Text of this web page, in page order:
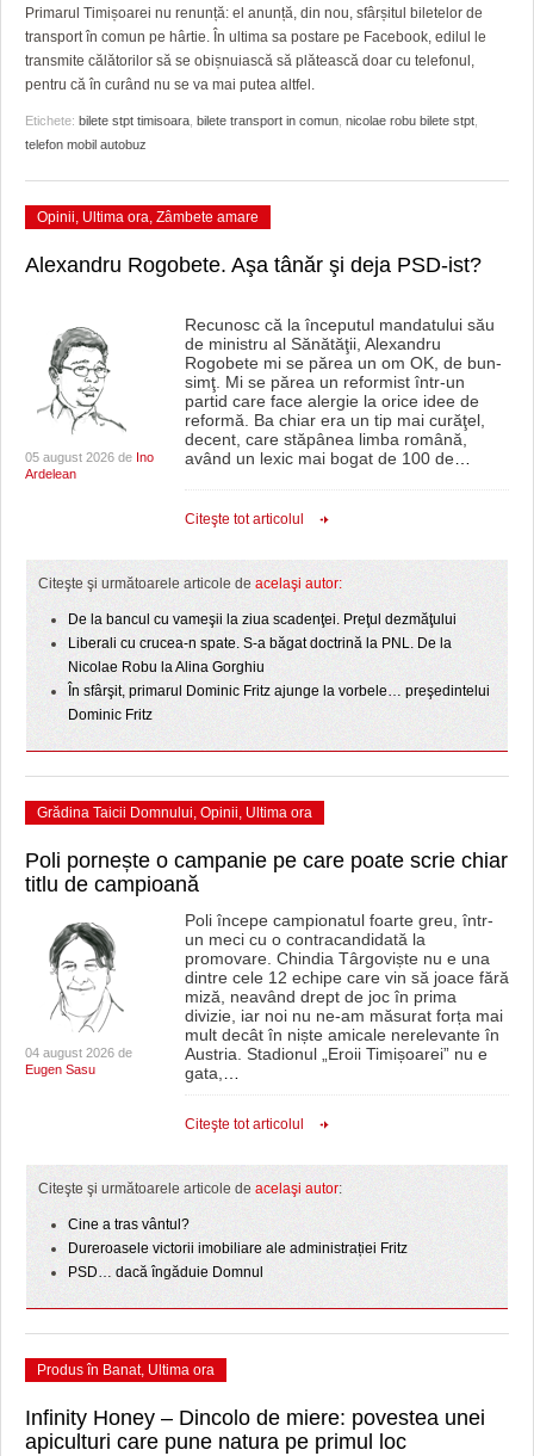
GRĂDINA TAICII DOMNULUI
ZIARISTU’ DE TERASĂ
FINANŢĂRI DE LA A LA Z
CRONICĂ DE FILM
UNDE MERGEM
CLIPURI VIDEO
ACCIDENTE
ANUNŢURI
CULTURA
CLIPURI VIDEO
JOCURI ONLINE
FARMACII DIN TIMIŞOARA
LICEE, ŞCOLI ŞI GRĂDINIŢE DIN TIMIŞ
PRIMĂRIILE DIN TIMIŞ
SFATUL MEDICULUI
Primarul Timișoarei nu renunță: el anunță, din nou, sfârșitul biletelor de
transport în comun pe hârtie. În ultima sa postare pe Facebook, edilul le
transmite călătorilor să se obișnuiască să plătească doar cu telefonul,
pentru că în curând nu se va mai putea altfel.
Etichete: bilete stpt timisoara bilete transport in comun nicolae robu bilete stpt
telefon mobil autobuz
Opinii, Ultima ora, Zâmbete amare
Alexandru Rogobete. Aşa tânăr şi deja PSD-ist?
05 august 2026 de Ino
Ardelean
Recunosc că la începutul mandatului său
de ministru al Sănătăţii, Alexandru
Rogobete mi se părea un om OK, de bun-
simţ. Mi se părea un reformist într-un
partid care face alergie la orice idee de
reformă. Ba chiar era un tip mai curăţel,
decent, care stăpânea limba română,
având un lexic mai bogat de 100 de…
Citeşte tot articolul
Citeşte şi următoarele articole de acelaşi autor:
De la bancul cu vameşii la ziua scadenţei. Preţul dezmăţului
Liberali cu crucea-n spate. S-a băgat doctrină la PNL. De la
Nicolae Robu la Alina Gorghiu
În sfârşit, primarul Dominic Fritz ajunge la vorbele… preşedintelui
Dominic Fritz
Grădina Taicii Domnului, Opinii, Ultima ora
Poli pornește o campanie pe care poate scrie chiar
titlu de campioană
04 august 2026 de
Eugen Sasu
Poli începe campionatul foarte greu, într-
un meci cu o contracandidată la
promovare. Chindia Târgoviște nu e una
dintre cele 12 echipe care vin să joace fără
miză, neavând drept de joc în prima
divizie, iar noi nu ne-am măsurat forța mai
mult decât în niște amicale nerelevante în
Austria. Stadionul „Eroii Timișoarei” nu e
gata,…
Citeşte tot articolul
Citeşte şi următoarele articole de acelaşi autor:
Cine a tras vântul?
Dureroasele victorii imobiliare ale administrației Fritz
PSD… dacă îngăduie Domnul
Produs în Banat, Ultima ora
Infinity Honey – Dincolo de miere: povestea unei
apiculturi care pune natura pe primul loc